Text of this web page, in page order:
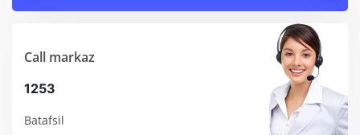
Call markaz
1253
Batafsil